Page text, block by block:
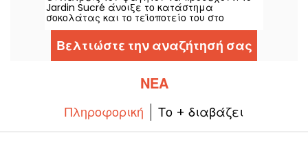
στιγμή ξεχωριστής απόλαυσης.
Jardin Sucré άνοιξε το κατάστημα
σοκολάτας και το τεϊοποτείο του στο
Dampierre, σε απόσταση αναπνοής από τον
πύργο. Πρόκειται για ένα νέο κεφάλαιο
για το ζευγάρι, το οποίο ήδη μας
ενθουσιάζει στο Cernay-la-Ville και στο
Saint-Pierre, το οποίο ξαναζωντάνεψε με
Βελτιώστε την αναζήτησή σας
ΝΈΑ
Πληροφορική Το + διαβάζει